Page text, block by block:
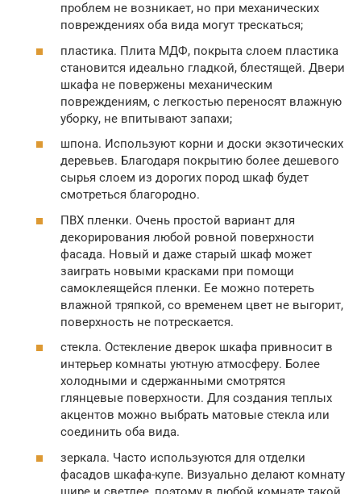
проблем не возникает, но при механических
повреждениях оба вида могут трескаться;
пластика. Плита МДФ, покрыта слоем пластика
становится идеально гладкой, блестящей. Двери
шкафа не повержены механическим
повреждениям, с легкостью переносят влажную
уборку, не впитывают запахи;
шпона. Используют корни и доски экзотических
деревьев. Благодаря покрытию более дешевого
сырья слоем из дорогих пород шкаф будет
смотреться благородно.
ПВХ пленки. Очень простой вариант для
декорирования любой ровной поверхности
фасада. Новый и даже старый шкаф может
заиграть новыми красками при помощи
самоклеящейся пленки. Ее можно потереть
влажной тряпкой, со временем цвет не выгорит,
поверхность не потрескается.
стекла. Остекление дверок шкафа привносит в
интерьер комнаты уютную атмосферу. Более
холодными и сдержанными смотрятся
глянцевые поверхности. Для создания теплых
акцентов можно выбрать матовые стекла или
соединить оба вида.
зеркала. Часто используются для отделки
фасадов шкафа-купе. Визуально делают комнату